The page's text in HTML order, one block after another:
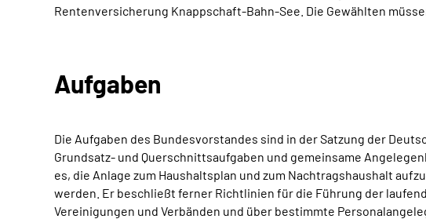
Rentenversicherung Knappschaft-Bahn-See. Die Gewählten
Aufgaben
Die Aufgaben des Bundesvorstandes sind in der Satzung der
Grundsatz- und Querschnittsaufgaben und gemeinsame
es, die Anlage zum Haushaltsplan und zum Nachtragshaushalt
werden. Er beschließt ferner Richtlinien für die Führung der
Vereinigungen und Verbänden und über bestimmte